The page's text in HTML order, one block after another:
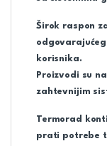
Širok raspon
korisnika.
Proizvodi su
zahtevnijim
Termorad
prati potrebe